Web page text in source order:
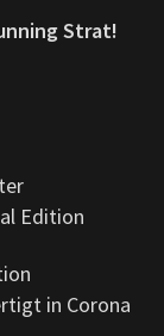
Strat!
Edition
in Corona